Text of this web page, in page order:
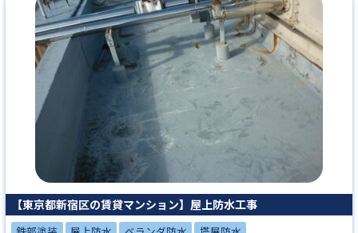
【東京都新宿区の賃貸マンション】屋上防水工事